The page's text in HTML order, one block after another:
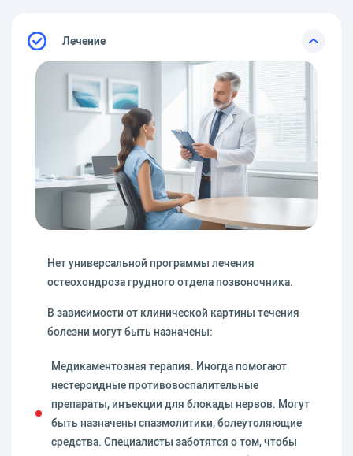
Лечение
Нет универсальной программы лечения
остеохондроза грудного отдела позвоночника.
В зависимости от клинической картины течения
болезни могут быть назначены:
Медикаментозная терапия. Иногда помогают
нестероидные противовоспалительные
препараты, инъекции для блокады нервов. Могут
быть назначены спазмолитики, болеутоляющие
средства. Специалисты заботятся о том, чтобы